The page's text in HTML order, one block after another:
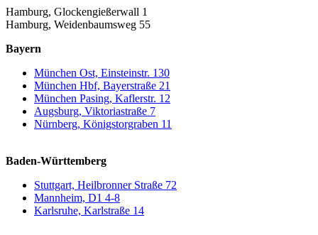
Hamburg, Glockengießerwall 1
Hamburg, Weidenbaumsweg 55
Bayern
München Ost, Einsteinstr. 130
München Hbf, Bayerstraße 21
München Pasing, Kaflerstr. 12
Augsburg, Viktoriastraße 7
Nürnberg, Königstorgraben 11
Baden-Württemberg
Stuttgart, Heilbronner Straße 72
Mannheim, D1 4-8
Karlsruhe, Karlstraße 14